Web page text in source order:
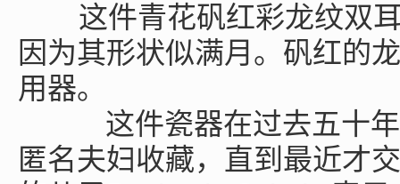
这件青花矾红彩龙纹双
因为其形状似满月。矾红的
用器。
这件瓷器在过去五十年
匿名夫妇收藏，直到最近才